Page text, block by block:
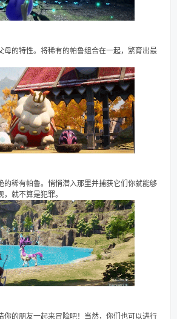
母的特性。将稀有的帕鲁组合在一起，繁育出最
的稀有帕鲁。悄悄潜入那里并捕获它们你就能够
就不算是犯罪。
你的朋友一起来冒险吧！当然，你们也可以进行